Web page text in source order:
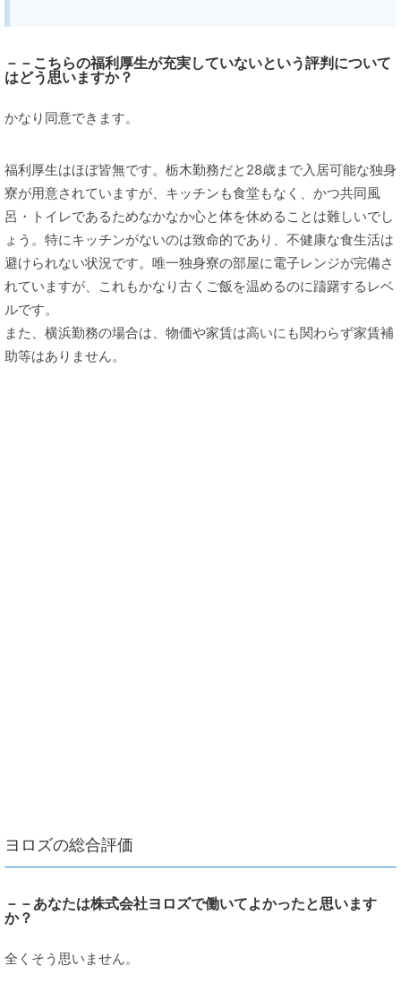
－－こちらの福利厚生が充実していないという評判について
はどう思いますか？
かなり同意できます。
福利厚生はほぼ皆無です。栃木勤務だと28歳まで入居可能な独身
寮が用意されていますが、キッチンも食堂もなく、かつ共同風
呂・トイレであるためなかなか心と体を休めることは難しいでし
ょう。特にキッチンがないのは致命的であり、不健康な食生活は
避けられない状況です。唯一独身寮の部屋に電子レンジが完備さ
れていますが、これもかなり古くご飯を温めるのに躊躇するレベ
ルです。
また、横浜勤務の場合は、物価や家賃は高いにも関わらず家賃補
助等はありません。
ヨロズの総合評価
－－あなたは株式会社ヨロズで働いてよかったと思います
か？
全くそう思いません。